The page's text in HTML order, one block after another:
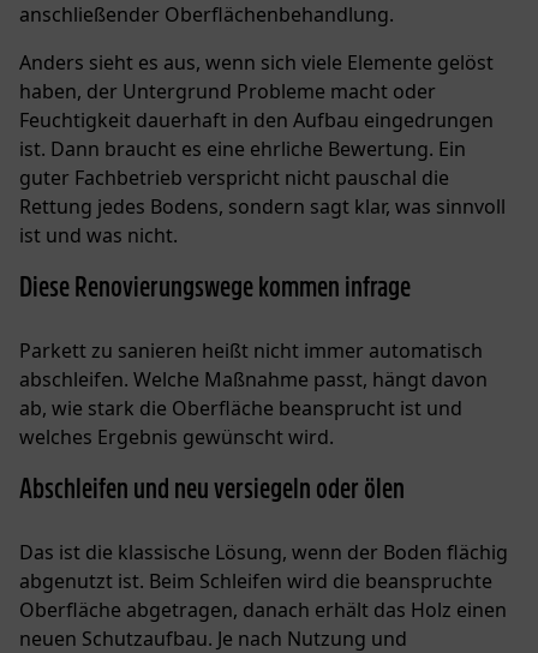
anschließender Oberflächenbehandlung.
Anders sieht es aus, wenn sich viele Elemente gelöst
haben, der Untergrund Probleme macht oder
Feuchtigkeit dauerhaft in den Aufbau eingedrungen
ist. Dann braucht es eine ehrliche Bewertung. Ein
guter Fachbetrieb verspricht nicht pauschal die
Rettung jedes Bodens, sondern sagt klar, was sinnvoll
ist und was nicht.
Diese Renovierungswege kommen infrage
Parkett zu sanieren heißt nicht immer automatisch
abschleifen. Welche Maßnahme passt, hängt davon
ab, wie stark die Oberfläche beansprucht ist und
welches Ergebnis gewünscht wird.
Abschleifen und neu versiegeln oder ölen
Das ist die klassische Lösung, wenn der Boden flächig
abgenutzt ist. Beim Schleifen wird die beanspruchte
Oberfläche abgetragen, danach erhält das Holz einen
neuen Schutzaufbau. Je nach Nutzung und